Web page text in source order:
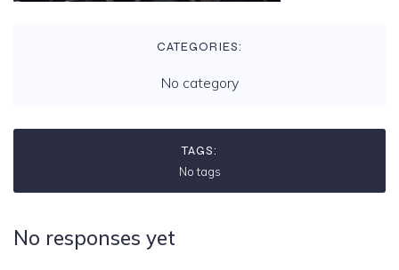
CATEGORIES:
No category
TAGS:
No tags
No responses yet